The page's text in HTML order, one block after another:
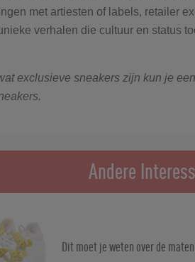
met artiesten of labels, retailer
verhalen die cultuur en status
exclusieve sneakers zijn kun je
Andere
Dit moet je weten over de